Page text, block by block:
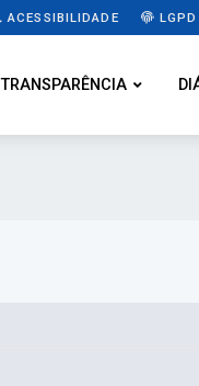
ACESSIBILIDADE LGPD
TRANSPARÊNCIA